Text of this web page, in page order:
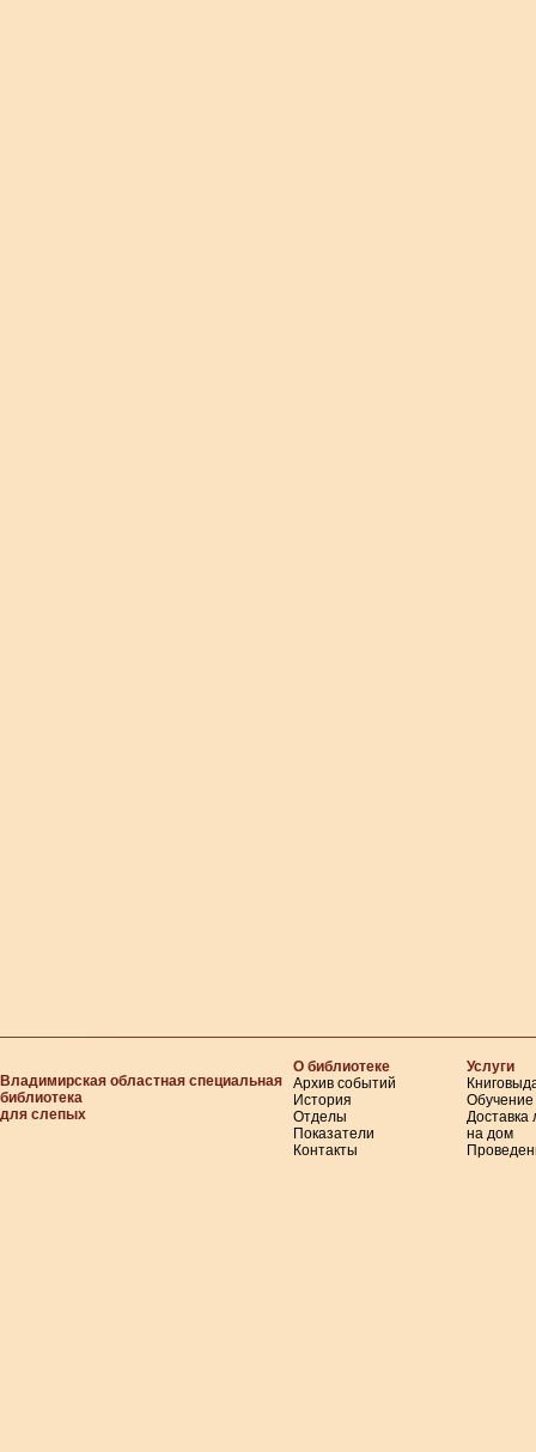
Владимирская областная специальная
библиотека
для слепых
О библиотеке
Архив событий
История
Отделы
Показатели
Контакты
Услуги
Обучение
Доставка
на дом